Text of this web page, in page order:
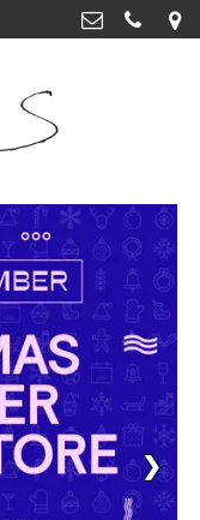
115, 6213 BA Maastricht